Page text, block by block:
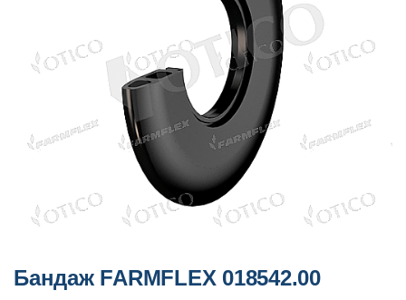
Бандаж FARMFLEX 018542.00